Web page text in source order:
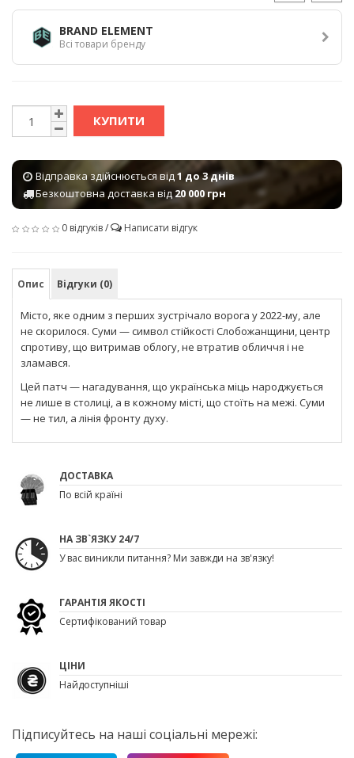
BRAND ELEMENT
Всі товари бренду
КУПИТИ
Відправка здійснюється від1 до 3 днів
Безкоштовна доставка від20 000 грн
0 відгуків/ Написати відгук
Опис Відгуки (0)
Місто, яке одним з перших зустрічало ворога у 2022-му, але
не скорилося. Суми — символ стійкості Слобожанщини, центр
спротиву, що витримав облогу, не втратив обличчя і не
зламався.
Цей патч — нагадування, що українська міць народжується
не лише в столиці, а в кожному місті, що стоїть на межі. Суми
— не тил, а лінія фронту духу.
ДОСТАВКА
По всій країні
НА ЗВ`ЯЗКУ 24/7
У вас виникли питання? Ми завжди на зв'язку!
ГАРАНТІЯ ЯКОСТІ
Сертифікований товар
ЦІНИ
Найдоступніші
Підписуйтесь на наші соціальні мережі: